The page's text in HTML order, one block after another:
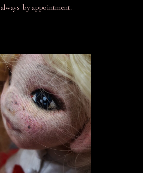
always by appointment.